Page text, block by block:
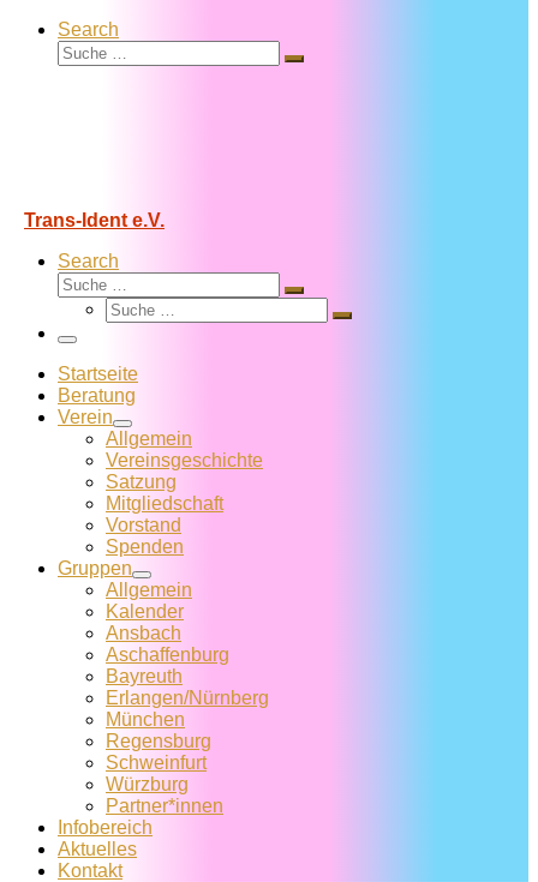
Search
Suche
Suche
Trans-Ident e.V.
Search
Suche
Suche
Suche
Suche
Menü
Startseite
Beratung
Verein
Allgemein
Vereins­geschichte
Satzung
Mitglied­schaft
Vorstand
Spenden
Gruppen
Allgemein
Kalender
Ansbach
Aschaffenburg
Bayreuth
Erlangen/Nürnberg
München
Regensburg
Schweinfurt
Würzburg
Partner*innen
Infobereich
Aktuelles
Kontakt